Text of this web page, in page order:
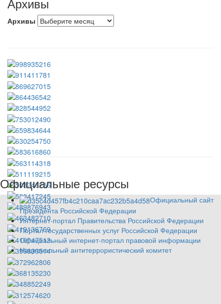
Архивы
Официальные ресурсы
Официальный сайт
Президента Российской Федерации
Интернет-портал Правительства Российской Федерации
Портал государственных услуг Российской Федерации
Официальный интернет-портал правовой информации
Национальный антитеррористический комитет